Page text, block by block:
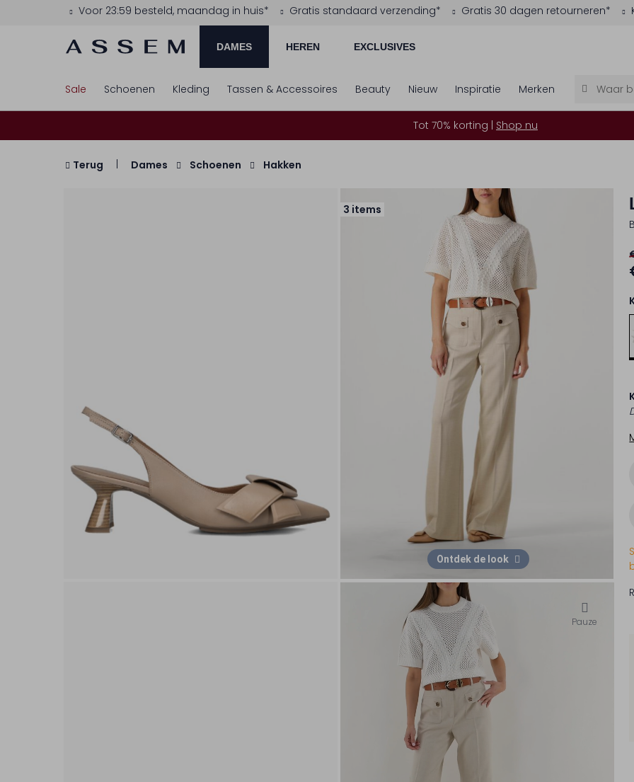
Voor 23:59 besteld, maandag in huis* Gratis standaard verzending* Gratis 30 dagen retourneren*
DAMES HEREN EXCLUSIVES
Sale Schoenen Kleding Tassen & Accessoires Beauty Nieuw Inspiratie Merken
Tot 70% korting | Shop nu
Terug Dames Schoenen Hakken
3 items
Ontdek de look
Pauze